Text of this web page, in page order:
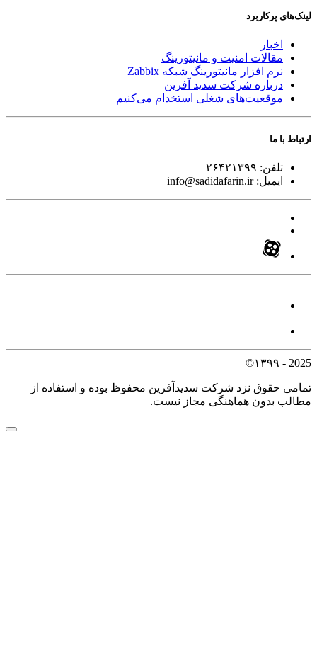
لینک‌های پر‌کاربرد
اخبار
مقالات امنیت و مانیتورینگ
نرم افزار مانیتورینگ شبکه Zabbix
درباره شرکت سدید آفرین
موقعیت‌های شغلی استخدام ‌می‌کنیم
ارتباط با ما
تلفن: ۲۶۴۲۱۳۹۹
ایمیل:info@sadidafarin.ir
2025 - ۱۳۹۹©
تمامی حقوق نزد شرکت سدیدآفرین محفوظ بوده و استفاده از
مطالب بدون هماهنگی مجاز نیست.